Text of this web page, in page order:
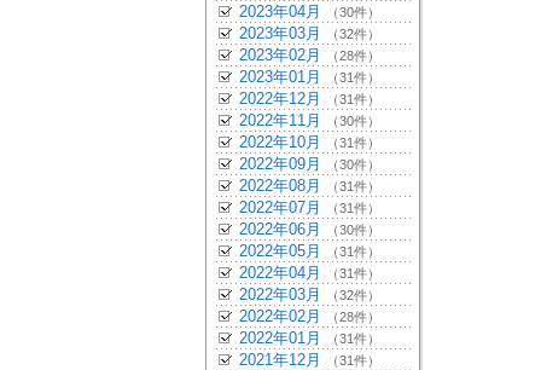
2023年04月 （30件）
2023年03月 （32件）
2023年02月 （28件）
2023年01月 （31件）
2022年12月 （31件）
2022年11月 （30件）
2022年10月 （31件）
2022年09月 （30件）
2022年08月 （31件）
2022年07月 （31件）
2022年06月 （30件）
2022年05月 （31件）
2022年04月 （31件）
2022年03月 （32件）
2022年02月 （28件）
2022年01月 （31件）
2021年12月 （31件）